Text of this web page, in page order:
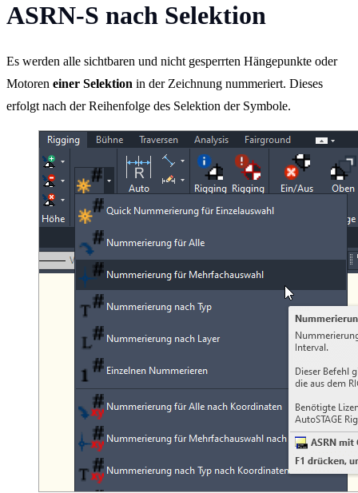
ASRN-S nach Selektion
Es werden alle sichtbaren und nicht gesperrten Hängepunkte oder
Motoren einer Selektion in der Zeichnung nummeriert. Dieses
erfolgt nach der Reihenfolge des Selektion der Symbole.